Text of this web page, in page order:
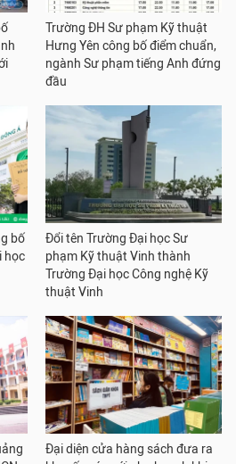
Trường ĐH Sư phạm Kỹ thuật
Hưng Yên công bố điểm chuẩn,
ngành Sư phạm tiếng Anh đứng
đầu
bố
học
Đổi tên Trường Đại học Sư
phạm Kỹ thuật Vinh thành
Trường Đại học Công nghệ Kỹ
thuật Vinh
Đại diện cửa hàng sách đưa ra